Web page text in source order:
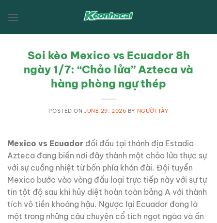
Soi kèo Mexico vs Ecuador 8h
ngày 1/7: “Chảo lửa” Azteca và
hàng phòng ngự thép
POSTED ONJUNE 29, 2026 BY NGƯỜI TÀY
Mexico vs Ecuador đối đầu tại thánh địa Estadio
Azteca đang biến nơi đây thành một chảo lửa thực sự
với sự cuồng nhiệt từ bốn phía khán đài. Đội tuyển
Mexico bước vào vòng đấu loại trực tiếp này với sự tự
tin tột độ sau khi hủy diệt hoàn toàn bảng A với thành
tích vô tiền khoáng hậu. Ngược lại Ecuador đang là
một trong những câu chuyện cổ tích ngọt ngào và ấn